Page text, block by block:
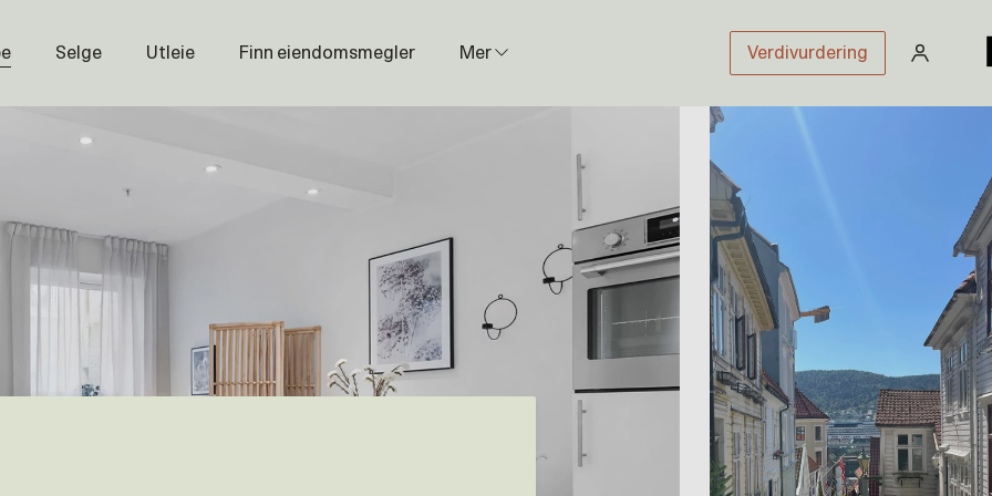
Selge Utleie Finn eiendomsmegler Mer
Prisstatistikk
Om oss
Åpenhetsloven
Prisliste
Karriere
Verdivurdering